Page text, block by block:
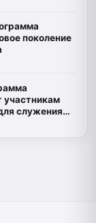
поколение
участникам
служения